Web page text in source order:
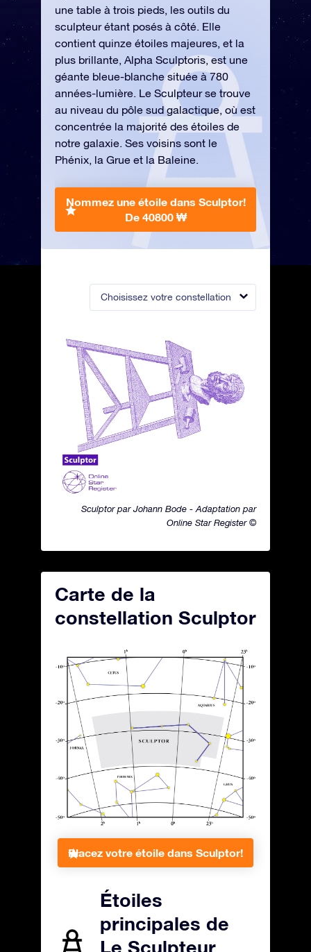
Choisissez votre constellation
Sculptor par Johann Bode - Adaptation par
Online Star Register ©
une table à trois pieds, les outils du
sculpteur étant posés à côté. Elle
contient quinze étoiles majeures, et la
plus brillante, Alpha Sculptoris, est une
géante bleue-blanche située à 780
années-lumière. Le Sculpteur se trouve
au niveau du pôle sud galactique, où est
concentrée la majorité des étoiles de
notre galaxie. Ses voisins sont le
Phénix, la Grue et la Baleine.
Nommez une étoile dans Sculptor!
De 40800 ₩
Carte de la
constellation Sculptor
Placez votre étoile dans Sculptor!
Étoiles
principales de
Le Sculpteur